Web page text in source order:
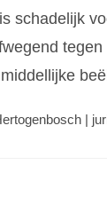
schadelijk
|